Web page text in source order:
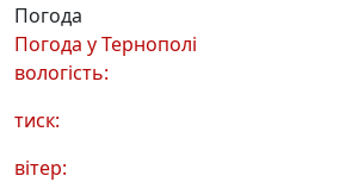
Погода
Погода уТернополі
вологість:
тиск:
вітер: